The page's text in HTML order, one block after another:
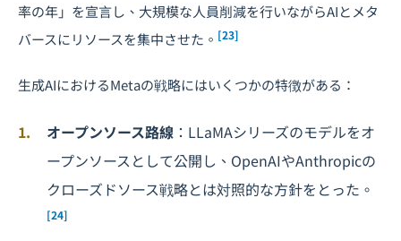
率の年」を宣言し、大規模な人員削減を行いながらAIと メタ
バースにリソースを集中させた。 [23]
生成AIにおけるMetaの戦略にはいくつかの特徴がある：
オープンソース路線 ：LLaMAシリーズのモデルをオ
ープンソースとして公開し、OpenAIやAnthropicの
クローズドソース戦略とは対照的な方針をとった。
[24]